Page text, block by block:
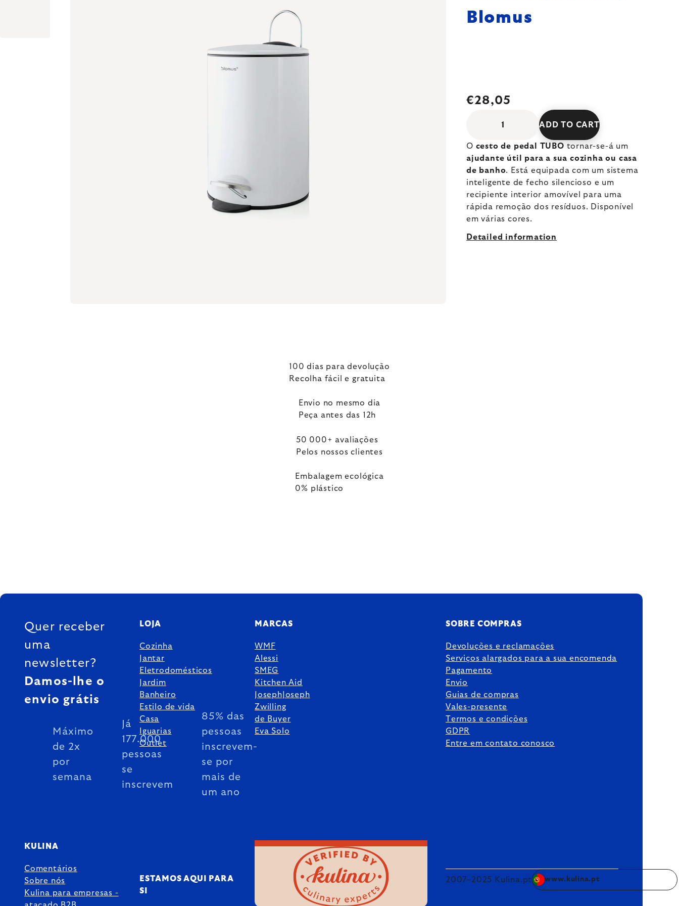
Blomus
€28,05
ADD TO CART
O cesto de pedal TUBO tornar-se-á um
ajudante útil para a sua cozinha ou casa
de banho. Está equipada com um sistema
inteligente de fecho silencioso e um
recipiente interior amovível para uma
rápida remoção dos resíduos. Disponível
em várias cores.
Detailed information
100 dias para devolução
Recolha fácil e gratuita
Envio no mesmo dia
Peça antes das 12h
50 000+ avaliações
Pelos nossos clientes
Embalagem ecológica
0% plástico
FOOTER
Quer receber
uma
newsletter?
Damos-lhe o
envio grátis
Máximo
de 2x
por
semana
Já
177.000
pessoas
se
inscrevem
85% das
pessoas
inscrevem-
se por
mais de
um ano
LOJA
Cozinha
Jantar
Eletrodomésticos
Jardim
Banheiro
Estilo de vida
Casa
Iguarias
Outlet
MARCAS
WMF
Alessi
SMEG
Kitchen Aid
JosephJoseph
Zwilling
de Buyer
Eva Solo
SOBRE COMPRAS
Devoluções e reclamações
Serviços alargados para a sua encomenda
Pagamento
Envio
Guias de compras
Vales-presente
Termos e condições
GDPR
Entre em contato conosco
KULINA
Comentários
Sobre nós
Kulina para empresas -
ESTAMOS AQUI PARA
SI
2007–2025 Kulina.pt www.kulina.pt